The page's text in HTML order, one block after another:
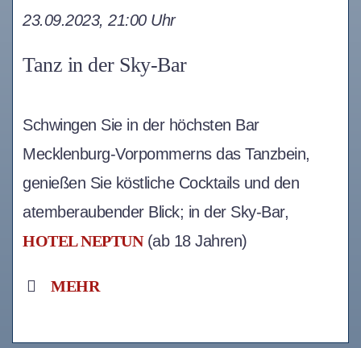
Tanz in der Sky-Bar
23.09.2023, 21:00 Uhr
Schwingen Sie in der höchsten Bar
Mecklenburg-Vorpommerns das Tanzbein,
genießen Sie köstliche Cocktails und den
atemberaubender Blick; in der Sky-Bar,
HOTEL NEPTUN(ab 18 Jahren)
MEHR